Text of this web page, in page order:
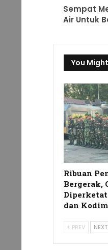
Sempat
Air Untuk
You
Ribuan
Bergerak,
dan
PREV NEXT